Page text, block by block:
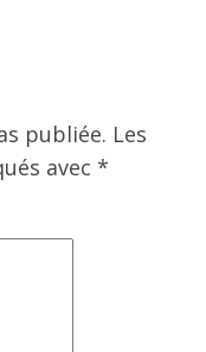
publiée. Les
avec *